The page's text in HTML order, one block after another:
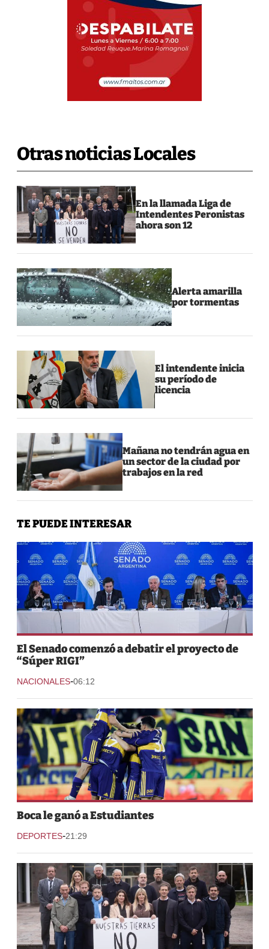
Otras noticias Locales
En la llamada Liga de
Intendentes Peronistas
ahora son 12
Alerta amarilla
por tormentas
El intendente inicia
su período de
licencia
Mañana no tendrán agua en
un sector de la ciudad por
trabajos en la red
TE PUEDE INTERESAR
El Senado comenzó a debatir el proyecto de
“Súper RIGI”
NACIONALES-06:12
Boca le ganó a Estudiantes
DEPORTES-21:29